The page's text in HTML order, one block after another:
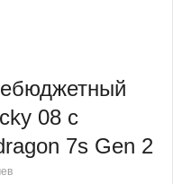
08 с
7s Gen 2